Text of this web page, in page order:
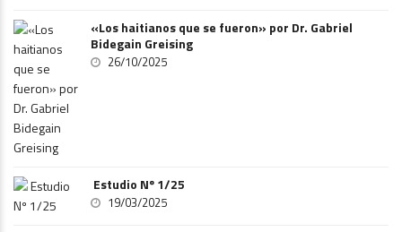
«Los haitianos que se fueron» por Dr. Gabriel
Bidegain Greising
26/10/2025
Estudio Nº 1/25
19/03/2025